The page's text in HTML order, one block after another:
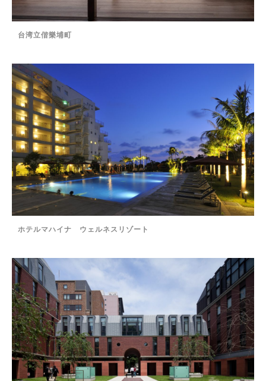
台湾立偕樂埔町
ホテルマハイナ ウェルネスリゾート